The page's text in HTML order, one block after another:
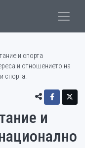
и спорта
и отношението на
спорта.
и